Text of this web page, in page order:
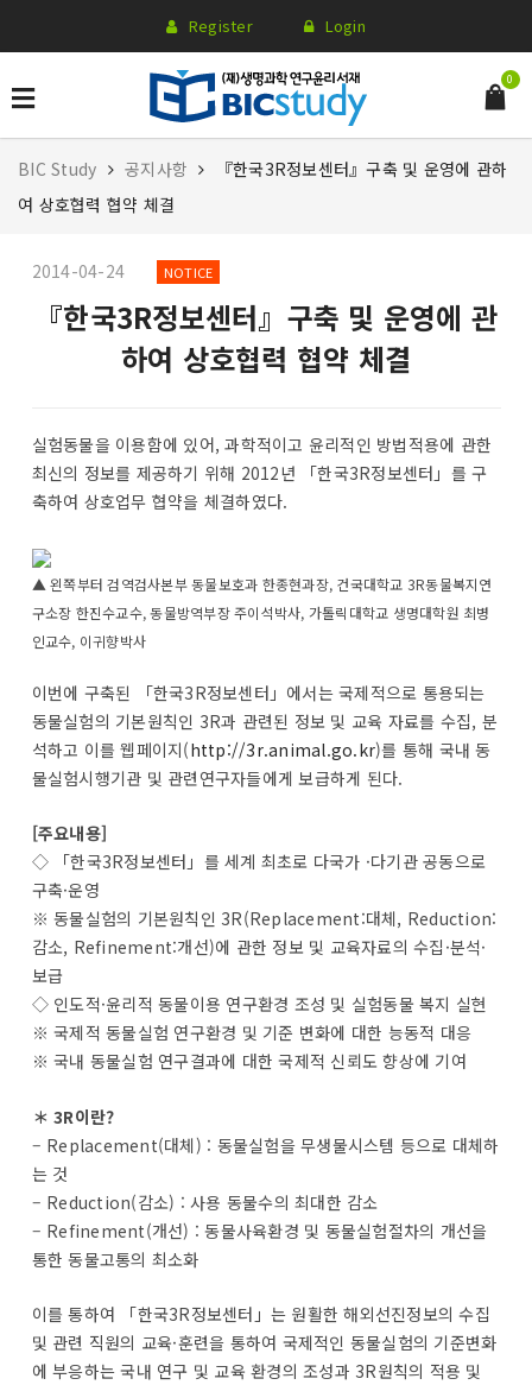
Register Login
0
BIC Study 공지사항
『한국3R정보센터』구축 및 운영에 관하
여 상호협력 협약 체결
2014-04-24 NOTICE
『한국3R정보센터』구축 및 운영에 관
하여 상호협력 협약 체결
실험동물을 이용함에 있어, 과학적이고 윤리적인 방법적용에 관한
최신의 정보를 제공하기 위해 2012년 「한국3R정보센터」를 구
축하여 상호업무 협약을 체결하였다.
▲ 왼쪽부터 검역검사본부 동물보호과 한종현과장, 건국대학교 3R동물복지연
구소장 한진수교수, 동물방역부장 주이석박사, 가톨릭대학교 생명대학원 최병
인교수, 이귀향박사
이번에 구축된 「한국3R정보센터」에서는 국제적으로 통용되는
동물실험의 기본원칙인 3R과 관련된 정보 및 교육 자료를 수집, 분
석하고 이를 웹페이지(http://3r.animal.go.kr)를 통해 국내 동
물실험시행기관 및 관련연구자들에게 보급하게 된다.
[주요내용]
◇ 「한국3R정보센터」를 세계 최초로 다국가 ·다기관 공동으로
구축·운영
※ 동물실험의 기본원칙인 3R(Replacement:대체, Reduction:
감소, Refinement:개선)에 관한 정보 및 교육자료의 수집·분석·
보급
◇ 인도적·윤리적 동물이용 연구환경 조성 및 실험동물 복지 실현
※ 국제적 동물실험 연구환경 및 기준 변화에 대한 능동적 대응
※ 국내 동물실험 연구결과에 대한 국제적 신뢰도 향상에 기여
＊ 3R이란?
– Replacement(대체) : 동물실험을 무생물시스템 등으로 대체하
는 것
– Reduction(감소) : 사용 동물수의 최대한 감소
– Refinement(개선) : 동물사육환경 및 동물실험절차의 개선을
통한 동물고통의 최소화
이를 통하여 「한국3R정보센터」는 원활한 해외선진정보의 수집
및 관련 직원의 교육·훈련을 통하여 국제적인 동물실험의 기준변화
에 부응하는 국내 연구 및 교육 환경의 조성과 3R원칙의 적용 및